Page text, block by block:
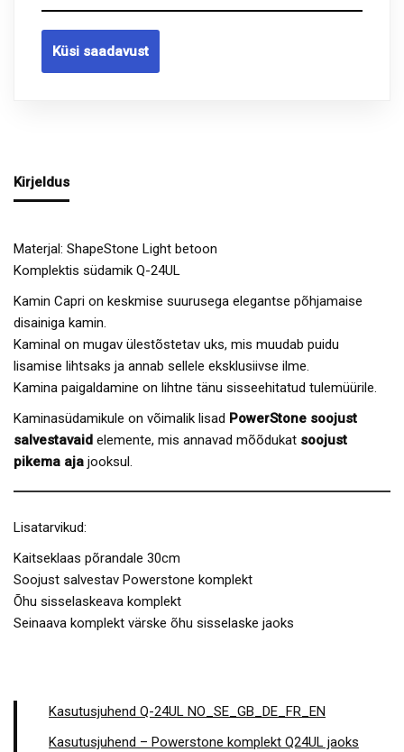
Küsi saadavust
Kirjeldus
Materjal: ShapeStone Light betoon
Komplektis südamik Q-24UL
Kamin Capri on keskmise suurusega elegantse põhjamaise
disainiga kamin.
Kaminal on mugav ülestõstetav uks, mis muudab puidu
lisamise lihtsaks ja annab sellele eksklusiivse ilme.
Kamina paigaldamine on lihtne tänu sisseehitatud tulemüürile.
Kaminasüdamikule on võimalik lisad PowerStone soojust
salvestavaid elemente, mis annavad mõõdukat soojust
pikema aja jooksul.
Lisatarvikud:
Kaitseklaas põrandale 30cm
Soojust salvestav Powerstone komplekt
Õhu sisselaskeava komplekt
Seinaava komplekt värske õhu sisselaske jaoks
Kasutusjuhend Q-24UL NO_SE_GB_DE_FR_EN
Kasutusjuhend – Powerstone komplekt Q24UL jaoks